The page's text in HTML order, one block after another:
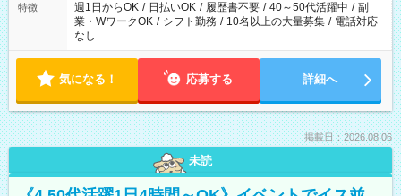
特徴 週1日からOK / 日払いOK / 履歴書不要 / 40～50代活躍中 / 副
業・WワークOK / シフト勤務 / 10名以上の大量募集 / 電話対応
なし
気になる！ 応募する 詳細へ
掲載日：2026.08.06
未読